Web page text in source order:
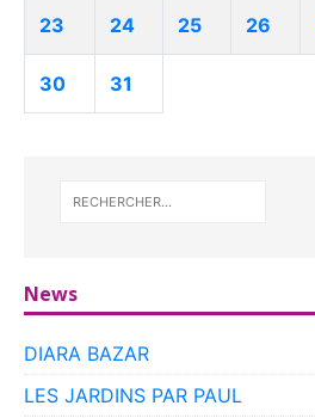
23 24 25 26
30 31
News
DIARA BAZAR
LES JARDINS PAR PAUL